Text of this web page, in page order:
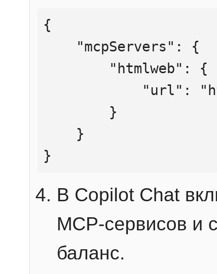
{
}
В Copilot Chat
MCP-сервисов и
баланс.